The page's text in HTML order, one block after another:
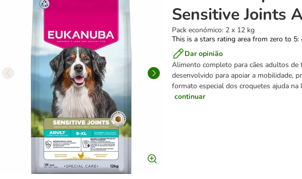
Sensitive Joints
Pack económico: 2 x 12 kg
This is a stars rating area from zero to 5:
Dar opinião
Alimento completo para cães adultos de
desenvolvido para apoiar a mobilidade,
formato especial dos croquetes ajuda na
continuar